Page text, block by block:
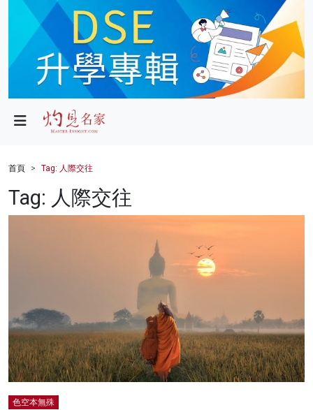
政局
財經
健康
名家榜
灼見活動
首頁 Tag: 人際交往
Tag: 人際交往
色空本無殊